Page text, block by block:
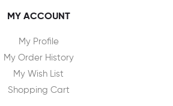
MY ACCOUNT
My Profile
My Order History
My Wish List
Shopping Cart